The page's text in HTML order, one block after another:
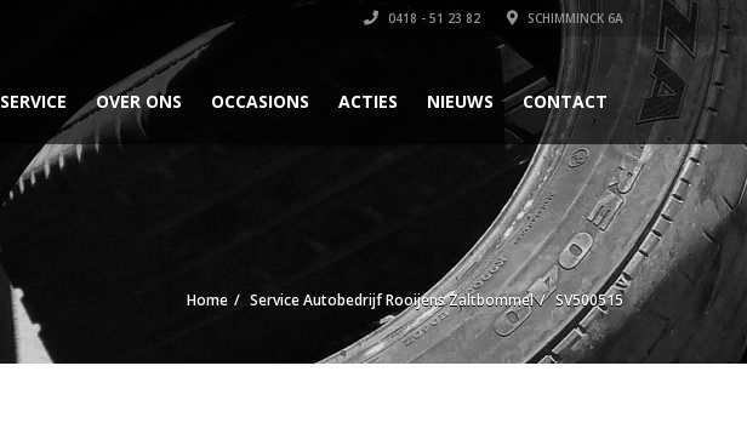
0418 - 51 23 82 SCHIMMINCK 6A
SERVICE OVER ONS OCCASIONS ACTIES NIEUWS CONTACT
Home Service Autobedrijf Rooijens Zaltbommel SV500515